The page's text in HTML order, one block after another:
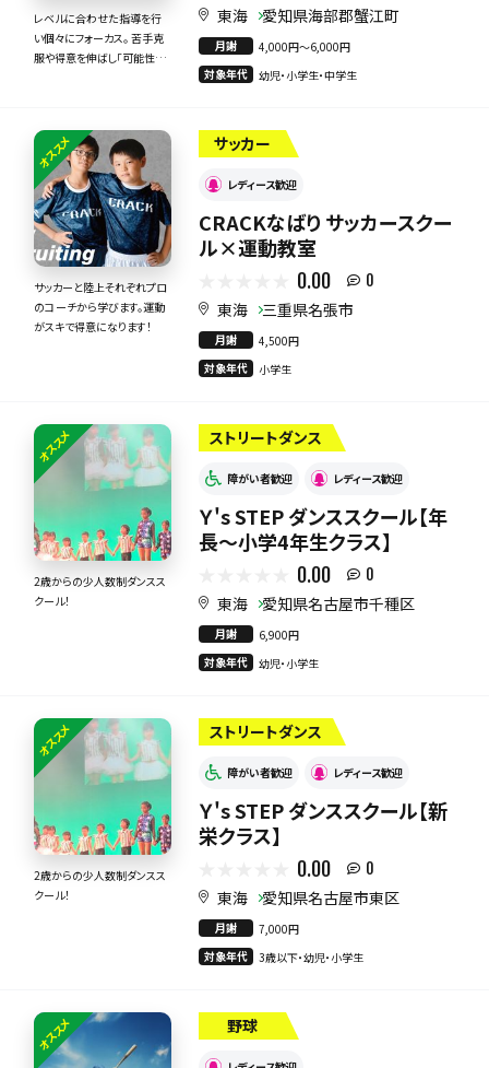
レベルに合わせた指導を行
い個々にフォーカス。 苦手克
服や得意を伸ばし「可能性」を
東海 愛知県海部郡蟹江町
月謝
4,000円〜6,000円
対象年代
幼児・小学生・中学生
オススメ
サッカーと陸上それぞれプロ
のコーチから学びます。運動
がスキで得意になります！
サッカー
レディース歓迎
CRACKなばり サッカースクー
ル×運動教室
0.00 0
東海 三重県名張市
月謝
4,500円
対象年代
小学生
オススメ
2歳からの少人数制ダンスス
クール！
ストリートダンス
障がい者歓迎 レディース歓迎
Ｙ's STEP ダンススクール【年
長～小学4年生クラス】
0.00 0
東海 愛知県名古屋市千種区
月謝
6,900円
対象年代
幼児・小学生
オススメ
2歳からの少人数制ダンスス
クール！
ストリートダンス
障がい者歓迎 レディース歓迎
Ｙ's STEP ダンススクール【新
栄クラス】
0.00 0
東海 愛知県名古屋市東区
月謝
7,000円
対象年代
3歳以下・幼児・小学生
オススメ 野球